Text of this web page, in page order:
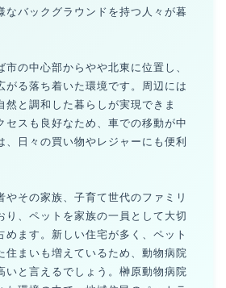
なバックグラウンドを持つ人々が暮
の中心部からやや北東に位置し、
がる落ち着いた環境です。周辺には
然と調和した暮らしが実現できま
セスも良好なため、車での移動が中
、日々の買い物やレジャーにも便利
やその家族、子育て世代のファミリ
り、ペットを家族の一員として大切
めます。新しい住宅が多く、ペット
住まいも増えているため、動物病院
いと言えるでしょう。榊原動物病院